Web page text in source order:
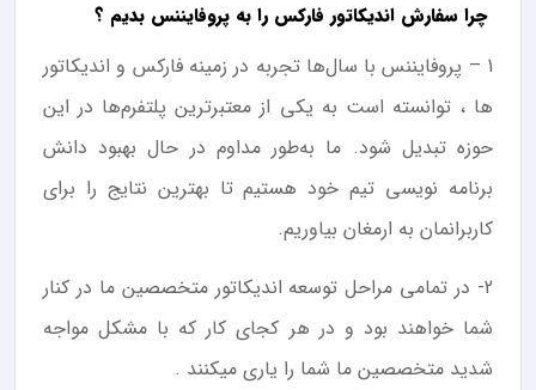
چرا سفارش اندیکاتور فارکس را به پروفایننس بدیم ؟
1 – پروفایننس با سال‌ها تجربه در زمینه فارکس و اندیکاتور
ها ، توانسته است به یکی از معتبرترین پلتفرم‌ها در این
حوزه تبدیل شود. ما به‌طور مداوم در حال بهبود دانش
برنامه نویسی تیم خود هستیم تا بهترین نتایج را برای
کاربرانمان به ارمغان بیاوریم.
2- در تمامی مراحل توسعه اندیکاتور متخصصین ما در کنار
شما خواهند بود و در هر کجای کار که با مشکل مواجه
شدید متخصصین ما شما را یاری میکنند .